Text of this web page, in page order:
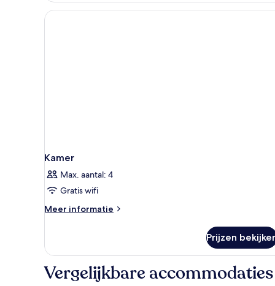
Kamer
Max. aantal: 4
Gratis wifi
Meer informatie
Meer
Prijzen
Vergelijkbare accommodaties